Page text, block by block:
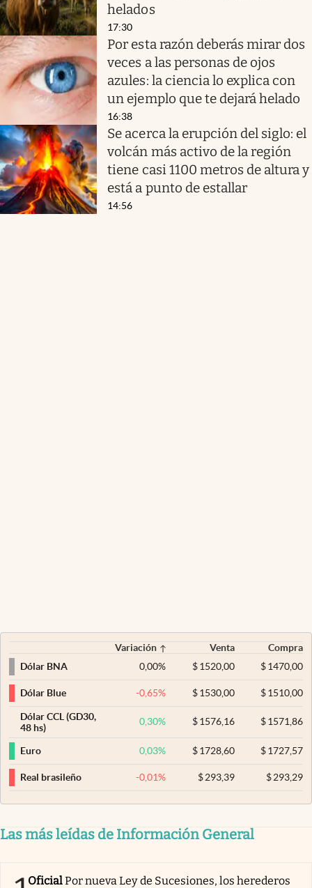
helados
17:30
Por esta razón deberás mirar dos
veces a las personas de ojos
azules: la ciencia lo explica con
un ejemplo que te dejará helado
16:38
Se acerca la erupción del siglo: el
volcán más activo de la región
tiene casi 1100 metros de altura y
está a punto de estallar
14:56
Variación Venta
Compra
Dólar BNA
0,00% $ 1520,00 $1470,00
Dólar Blue -0,65% $ 1530,00 $1510,00
Dólar CCL (GD30,
48 hs)
0,30% $ 1576,16 $1571,86
Euro 0,03% $ 1728,60 $1727,57
Real brasileño -0,01% $ 293,39 $293,29
Las más leídas de Información General
OficialPor nueva Ley de Sucesiones, los herederos